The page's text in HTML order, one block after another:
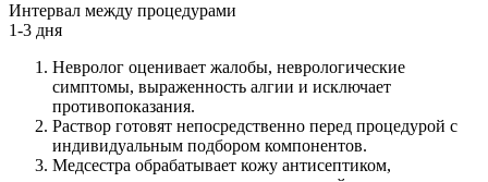
Интервал между процедурами
1-3 дня
Невролог оценивает жалобы, неврологические
симптомы, выраженность алгии и исключает
противопоказания.
Раствор готовят непосредственно перед процедурой с
индивидуальным подбором компонентов.
Медсестра обрабатывает кожу антисептиком,